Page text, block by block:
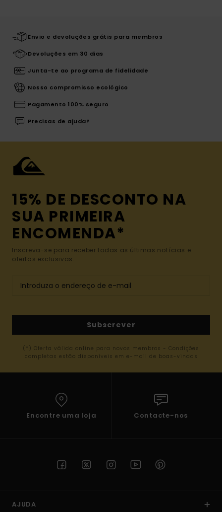
Envio e devoluções grátis para membros
Devoluções em 30 dias
Junta-te ao programa de fidelidade
Nosso compromisso ecológico
Pagamento 100% seguro
Precisas de ajuda?
15% DE DESCONTO NA
SUA PRIMEIRA
ENCOMENDA*
Inscreva-se para receber todas as últimas notícias e
ofertas exclusivas.
Subscrever
(*) Oferta válida online para novos membros - Condições
completas estão disponíveis em e-mail de boas-vindas
Encontre uma loja Contacte-nos
AJUDA